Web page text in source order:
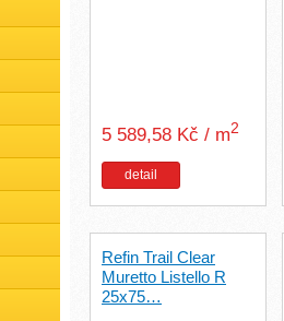
5 589,58 Kč / m2
detail
Refin Trail Clear
Muretto Listello R
25x75…